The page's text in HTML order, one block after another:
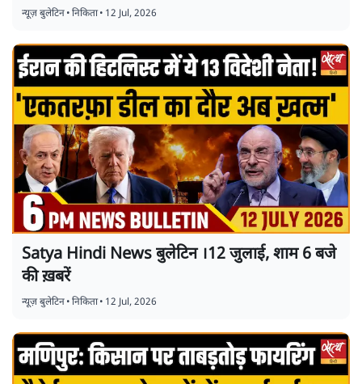
न्यूज़ बुलेटिन•निकिता• 12 Jul, 2026
Satya Hindi News बुलेटिन ।12 जुलाई, शाम 6 बजे
की ख़बरें
न्यूज़ बुलेटिन•निकिता• 12 Jul, 2026